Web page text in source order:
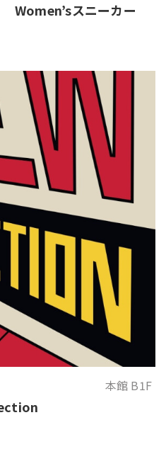
Women’sスニーカー
本館 B1F